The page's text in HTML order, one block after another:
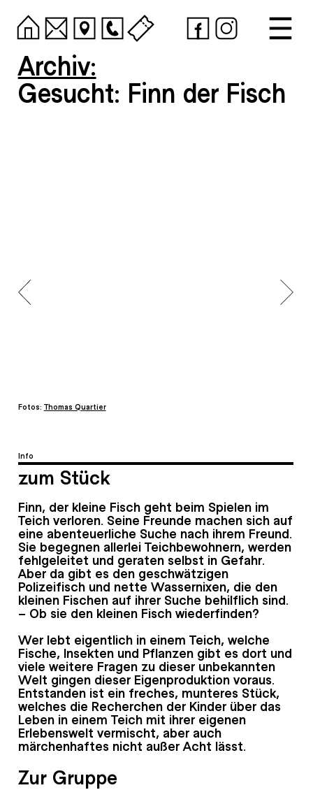
Archiv:
Gesucht: Finn der Fisch
Fotos: Thomas Quartier
Info
zum Stück
Finn, der kleine Fisch geht beim Spielen im
Teich verloren. Seine Freunde machen sich auf
eine abenteuerliche Suche nach ihrem Freund.
Sie begegnen allerlei Teichbewohnern, werden
fehlgeleitet und geraten selbst in Gefahr.
Aber da gibt es den geschwätzigen
Polizeifisch und nette Wassernixen, die den
kleinen Fischen auf ihrer Suche behilflich sind.
– Ob sie den kleinen Fisch wiederfinden?
Wer lebt eigentlich in einem Teich, welche
Fische, Insekten und Pflanzen gibt es dort und
viele weitere Fragen zu dieser unbekannten
Welt gingen dieser Eigenproduktion voraus.
Entstanden ist ein freches, munteres Stück,
welches die Recherchen der Kinder über das
Leben in einem Teich mit ihrer eigenen
Erlebenswelt vermischt, aber auch
märchenhaftes nicht außer Acht lässt.
Zur Gruppe